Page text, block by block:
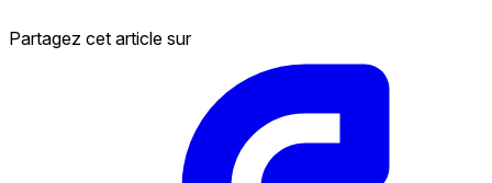
Partagez cet article sur